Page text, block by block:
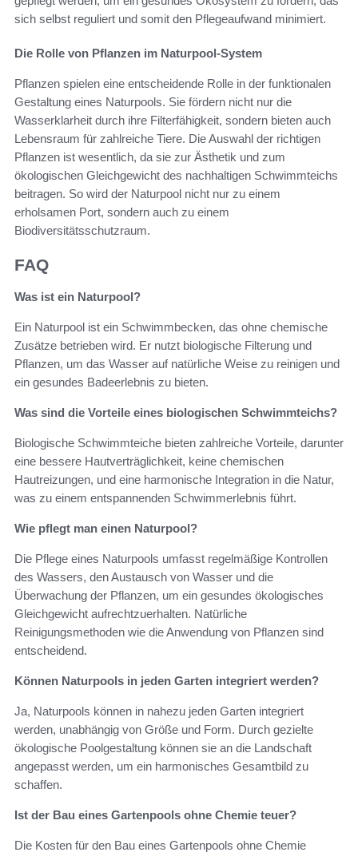
sich selbst reguliert und somit den Pflegeaufwand minimiert.
Die Rolle von Pflanzen im Naturpool-System
Pflanzen spielen eine entscheidende Rolle in der funktionalen
Gestaltung eines Naturpools. Sie fördern nicht nur die
Wasserklarheit durch ihre Filterfähigkeit, sondern bieten auch
Lebensraum für zahlreiche Tiere. Die Auswahl der richtigen
Pflanzen ist wesentlich, da sie zur Ästhetik und zum
ökologischen Gleichgewicht des nachhaltigen Schwimmteichs
beitragen. So wird der Naturpool nicht nur zu einem
erholsamen Port, sondern auch zu einem
Biodiversitätsschutzraum.
FAQ
Was ist ein Naturpool?
Ein Naturpool ist ein Schwimmbecken, das ohne chemische
Zusätze betrieben wird. Er nutzt biologische Filterung und
Pflanzen, um das Wasser auf natürliche Weise zu reinigen und
ein gesundes Badeerlebnis zu bieten.
Was sind die Vorteile eines biologischen Schwimmteichs?
Biologische Schwimmteiche bieten zahlreiche Vorteile, darunter
eine bessere Hautverträglichkeit, keine chemischen
Hautreizungen, und eine harmonische Integration in die Natur,
was zu einem entspannenden Schwimmerlebnis führt.
Wie pflegt man einen Naturpool?
Die Pflege eines Naturpools umfasst regelmäßige Kontrollen
des Wassers, den Austausch von Wasser und die
Überwachung der Pflanzen, um ein gesundes ökologisches
Gleichgewicht aufrechtzuerhalten. Natürliche
Reinigungsmethoden wie die Anwendung von Pflanzen sind
entscheidend.
Können Naturpools in jeden Garten integriert werden?
Ja, Naturpools können in nahezu jeden Garten integriert
werden, unabhängig von Größe und Form. Durch gezielte
ökologische Poolgestaltung können sie an die Landschaft
angepasst werden, um ein harmonisches Gesamtbild zu
schaffen.
Ist der Bau eines Gartenpools ohne Chemie teuer?
Die Kosten für den Bau eines Gartenpools ohne Chemie